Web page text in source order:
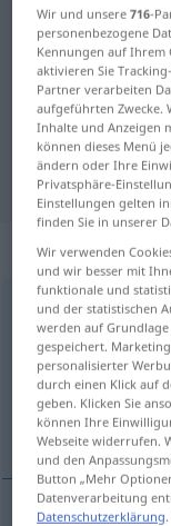
eigentümlich
Deutsch-
eigentümlich
Übersicht aller
(Für mehr Details
eigenaardig,
Wir und unsere716-
personenbezogene
Kennungen auf Ihrem
aktivieren Sie
Partner verarbeiten
aufgeführten Zwecke.
Inhalte und Anzeigen
können dieses Menü
ändern oder Ihre
Privatsphäre-
Einstellungen gelten
finden Sie in unserer
Wir verwenden
und wir besser mit
funktionale und
und der statistischen
werden auf
gespeichert.
personalisierter
durch einen Klick auf
geben. Klicken Sie
können Ihre
Webseite widerrufen.
und den
Button „Mehr
Datenverarbeitung
Datenschutzerklärung